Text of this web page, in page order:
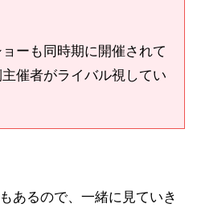
ーも同時期に開催されて
催者がライバル視してい
あるので、一緒に見ていき